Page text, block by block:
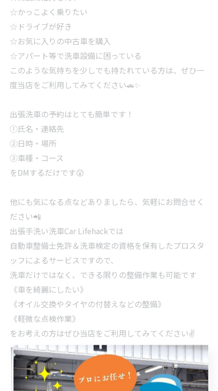
☆かっこよく乗りたい
☆ドライブが好き
☆お気に入りの中古車を購入
☆アパート等で洗車設備に困っている
このような気持ちを少しでも持たれている方は、ぜひ一
度当店をご利用してみてください🚗✨
出張洗車の予約はとても簡単です！
①氏名・連絡先
②日時・場所
③車種・コース
をDMするだけです😲
他にも気になる点などありましたら、気軽にお問合せく
ださい📲
出張手洗い洗車Car Lifehackでは
自動車整備士免許＆洗車検定の資格を保有したプロスタ
ッフによるサービスですので、
洗車だけではなく、できる限りの整備作業も可能です
《車を綺麗にしたい》
《オイル交換やタイヤの付替えなどの整備》
《軽微な点検作業》
をお考えの方はぜひ当店をご利用してみてください✌
洗車をするなら出張洗車
出張洗車で選ぶならカーライフハック